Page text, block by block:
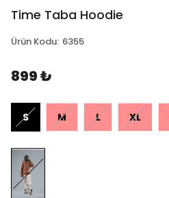
Time Taba Hoodie
Ürün Kodu: 6355
899 ₺
S M L XL